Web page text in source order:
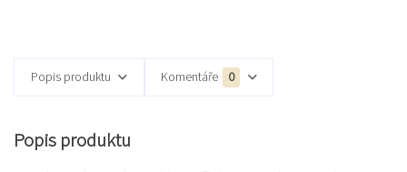
Popis produktu Komentáře 0
Popis produktu